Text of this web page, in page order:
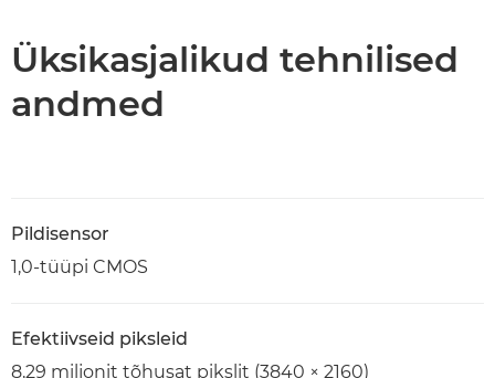
Üksikasjalikud tehnilised
andmed
Pildisensor
1,0-tüüpi CMOS
Efektiivseid piksleid
8,29 miljonit tõhusat pikslit (3840 × 2160)